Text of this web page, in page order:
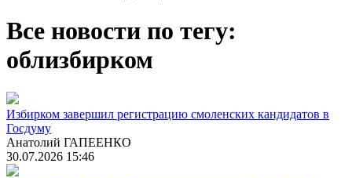
Все новости по тегу:
облизбирком
Избирком завершил регистрацию смоленских кандидатов в
Госдуму
Анатолий ГАПЕЕНКО
30.07.2026 15:46